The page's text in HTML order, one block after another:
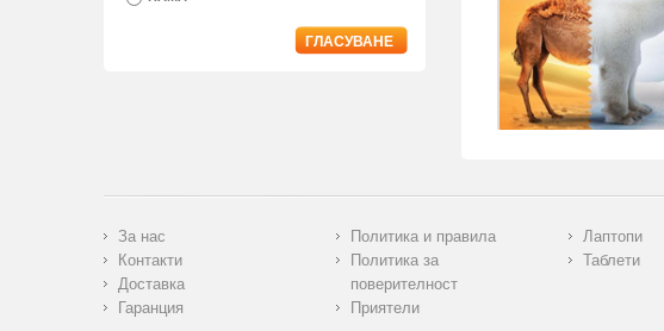
ГЛАСУВАНЕ
За нас
Контакти
Доставка
Гаранция
Политика и правила
Политика за
поверителност
Приятели
Лаптопи
Таблети